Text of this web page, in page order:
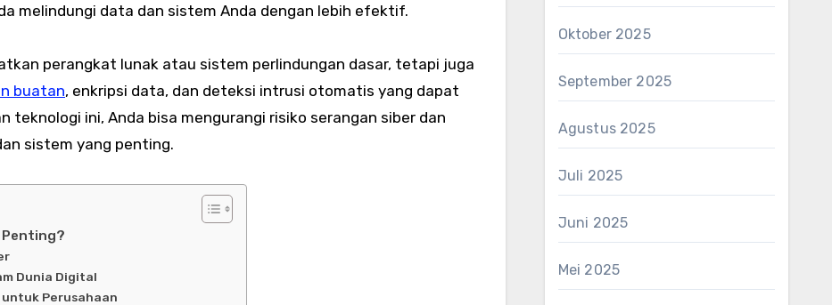
melindungi data dan sistem Anda dengan lebih efektif.
perangkat lunak atau sistem perlindungan dasar, tetapi juga
buatan, enkripsi data, dan deteksi intrusi otomatis yang dapat
teknologi ini, Anda bisa mengurangi risiko serangan siber dan
sistem yang penting.
Penting?
Dunia Digital
Perusahaan
Oktober 2025
September 2025
Agustus 2025
Juli 2025
Juni 2025
Mei 2025